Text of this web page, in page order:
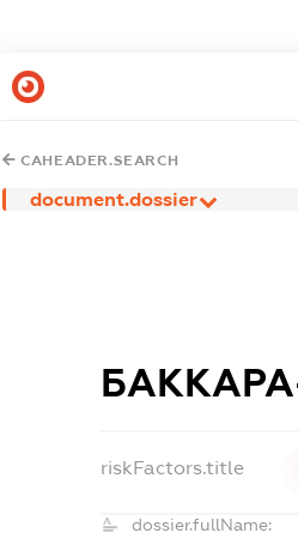
CAHEADER.SEARCH
document.dossier
riskFactors.title
dossier.fullName: